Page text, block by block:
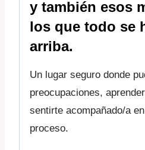
y también esos
los que todo se
arriba.
Un lugar seguro donde
preocupaciones,
sentirte acompañado/a
proceso.